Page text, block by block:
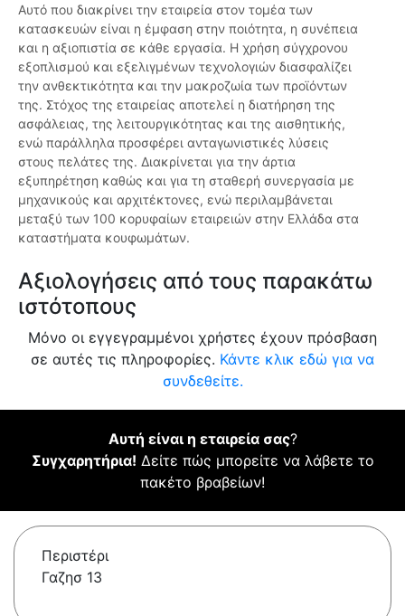
Αυτό που διακρίνει την εταιρεία στον τομέα των
κατασκευών είναι η έμφαση στην ποιότητα, η συνέπεια
και η αξιοπιστία σε κάθε εργασία. Η χρήση σύγχρονου
εξοπλισμού και εξελιγμένων τεχνολογιών διασφαλίζει
την ανθεκτικότητα και την μακροζωία των προϊόντων
της. Στόχος της εταιρείας αποτελεί η διατήρηση της
ασφάλειας, της λειτουργικότητας και της αισθητικής,
ενώ παράλληλα προσφέρει ανταγωνιστικές λύσεις
στους πελάτες της. Διακρίνεται για την άρτια
εξυπηρέτηση καθώς και για τη σταθερή συνεργασία με
μηχανικούς και αρχιτέκτονες, ενώ περιλαμβάνεται
μεταξύ των 100 κορυφαίων εταιρειών στην Ελλάδα στα
καταστήματα κουφωμάτων.
Αξιολογήσεις από τους παρακάτω
ιστότοπους
Μόνο οι εγγεγραμμένοι χρήστες έχουν πρόσβαση
σε αυτές τις πληροφορίες. Κάντε κλικ εδώ για να
συνδεθείτε.
Αυτή είναι η εταιρεία σας?
Συγχαρητήρια! Δείτε πώς μπορείτε να λάβετε το
πακέτο βραβείων!
Περιστέρι
Γαζησ 13